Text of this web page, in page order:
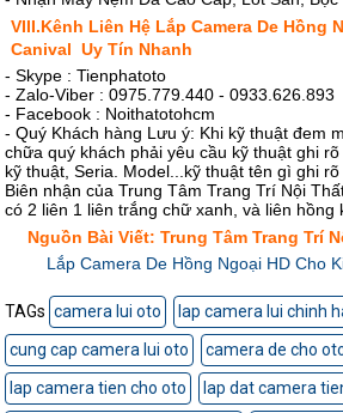
VIII.Kênh Liên Hệ Lắp Camera De Hồng
Canival Uy Tín Nhanh
- Skype : Tienphatoto
- Zalo-Viber : 0975.779.440 - 0933.626.893
- Facebook : Noithatotohcm
- Quý Khách hàng Lưu ý: Khi kỹ thuật đem
chữa quý khách phải yêu cầu kỹ thuật ghi
kỹ thuật, Seria. Model...kỹ thuật tên gì ghi rõ
Biên nhận của Trung Tâm Trang Trí Nội
có 2 liên 1 liên trắng chữ xanh, và liên hồng
Nguồn Bài Viết: Trung Tâm Trang Trí
Lắp Camera De Hồng Ngoại HD Cho
TAGs camera lui oto
lap camera lui chinh
cung cap camera lui oto
camera de cho
lap camera tien cho oto
lap dat camera